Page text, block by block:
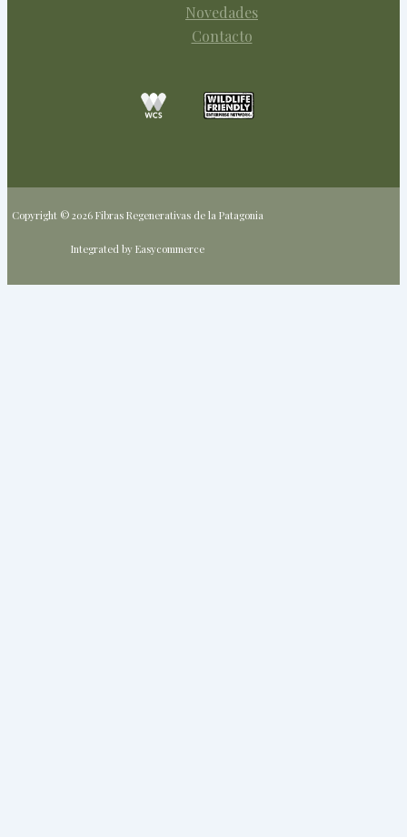
Novedades
Contacto
Copyright © 2026 Fibras Regenerativas de la Patagonia
Integrated by Easycommerce